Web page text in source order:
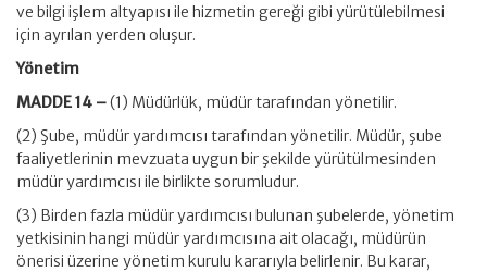
ve bilgi işlem altyapısı ile hizmetin gereği gibi yürütülebilmesi
için ayrılan yerden oluşur.
Yönetim
MADDE 14 –(1) Müdürlük, müdür tarafından yönetilir.
(2) Şube, müdür yardımcısı tarafından yönetilir. Müdür, şube
faaliyetlerinin mevzuata uygun bir şekilde yürütülmesinden
müdür yardımcısı ile birlikte sorumludur.
(3) Birden fazla müdür yardımcısı bulunan şubelerde, yönetim
yetkisinin hangi müdür yardımcısına ait olacağı, müdürün
önerisi üzerine yönetim kurulu kararıyla belirlenir. Bu karar,